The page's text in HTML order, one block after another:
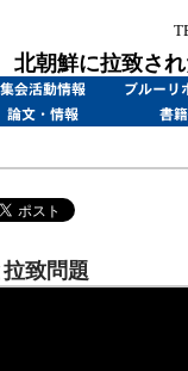
北朝鮮に拉致さ
致問題